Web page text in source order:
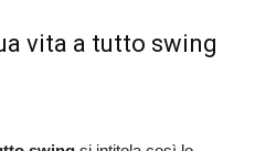
vita a tutto swing